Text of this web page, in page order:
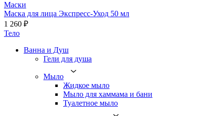
Маски
Маска для лица Экспресс-Уход 50 мл
1 260 ₽
Тело
Ванна и Душ
Гели для душа
Мыло
Жидкое мыло
Мыло для хаммама и бани
Туалетное мыло